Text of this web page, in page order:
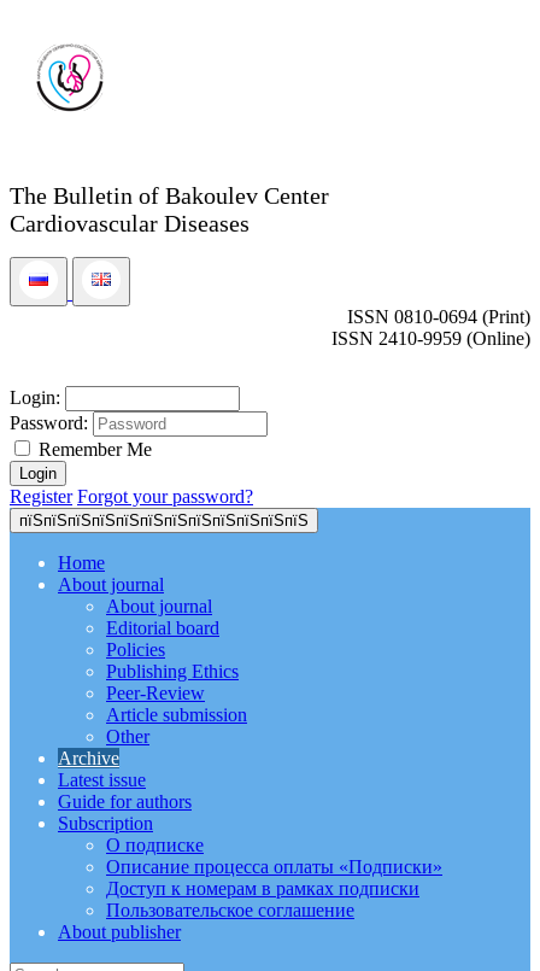
The Bulletin of Bakoulev Center
Cardiovascular Diseases
ISSN 0810-0694 (Print)
ISSN 2410-9959 (Online)
Login:
Password:
Remember Me
Register Forgot your password?
пїЅпїЅпїЅпїЅпїЅпїЅпїЅпїЅпїЅпїЅпїЅпїЅ
Home
About journal
About journal
Editorial board
Policies
Publishing Ethics
Peer-Review
Article submission
Other
Archive
Latest issue
Guide for authors
Subscription
О подписке
Описание процесса оплаты «Подписки»
Доступ к номерам в рамках подписки
Пользовательское соглашение
About publisher